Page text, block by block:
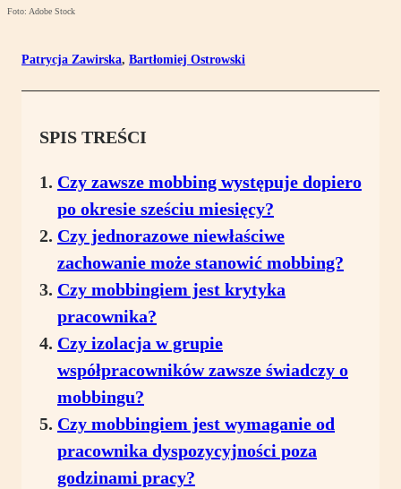
Foto: Adobe Stock
Patrycja Zawirska, Bartłomiej Ostrowski
SPIS TREŚCI
Czy zawsze mobbing występuje dopiero
po okresie sześciu miesięcy?
Czy jednorazowe niewłaściwe
zachowanie może stanowić mobbing?
Czy mobbingiem jest krytyka
pracownika?
Czy izolacja w grupie
współpracowników zawsze świadczy o
mobbingu?
Czy mobbingiem jest wymaganie od
pracownika dyspozycyjności poza
godzinami pracy?